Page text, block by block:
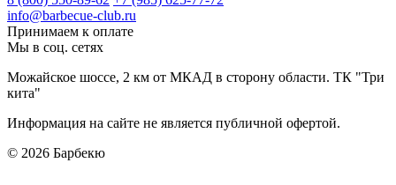
info@barbecue-club.ru
Принимаем к оплате
Мы в соц. сетях
Можайское шоссе, 2 км от МКАД в сторону области. ТК "Три
кита"
Информация на сайте не является публичной офертой.
© 2026 Барбекю